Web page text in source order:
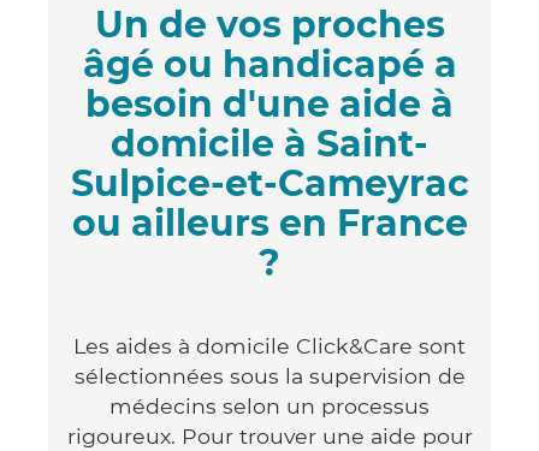
Un de vos proches
âgé ou handicapé a
besoin d'une aide à
domicile à Saint-
Sulpice-et-Cameyrac
ou ailleurs en France
?
Les aides à domicile Click&Care sont
sélectionnées sous la supervision de
médecins selon un processus
rigoureux. Pour trouver une aide pour